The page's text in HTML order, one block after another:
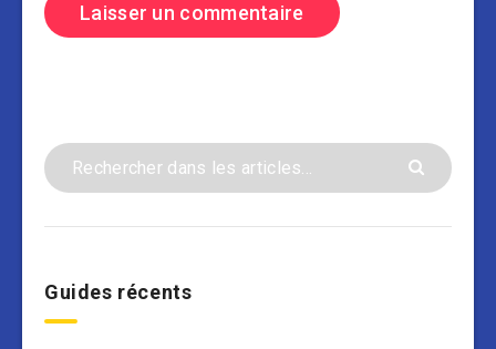
Guides récents